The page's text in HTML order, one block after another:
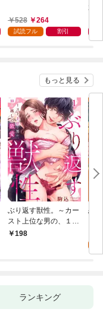
528 264
試読フル 割引
もっと見る
ぶり返す獣性。～カー
スト上位な男の、１０
年越しの激愛１
198
恋
ランキング